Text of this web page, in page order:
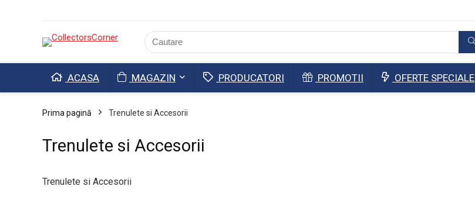
ACASA MAGAZIN PRODUCATORI PROMOTII OFERTE SPECIALE
Prima pagină Trenulete si Accesorii
Trenulete si Accesorii
Trenulete si Accesorii